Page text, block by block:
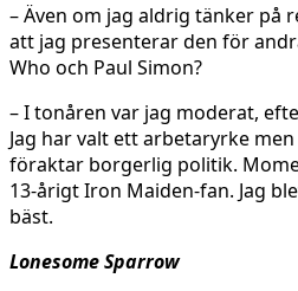
– Även om jag aldrig tänker på
att jag presenterar den för
Who och Paul Simon?
– I tonåren var jag moderat,
Jag har valt ett arbetaryrke
föraktar borgerlig politik.
13-årigt Iron Maiden-fan. Jag
bäst.
Lonesome Sparrow